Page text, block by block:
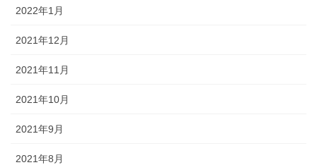
2022年1月
2021年12月
2021年11月
2021年10月
2021年9月
2021年8月